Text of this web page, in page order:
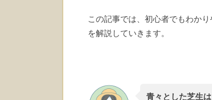
この記事では、初心者でもわか
を解説していきます。
青々とした芝生